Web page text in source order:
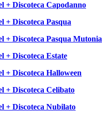
+ Discoteca Capodanno
+ Discoteca Pasqua
+ Discoteca Pasqua Mutonia
+ Discoteca Estate
+ Discoteca Halloween
+ Discoteca Celibato
+ Discoteca Nubilato